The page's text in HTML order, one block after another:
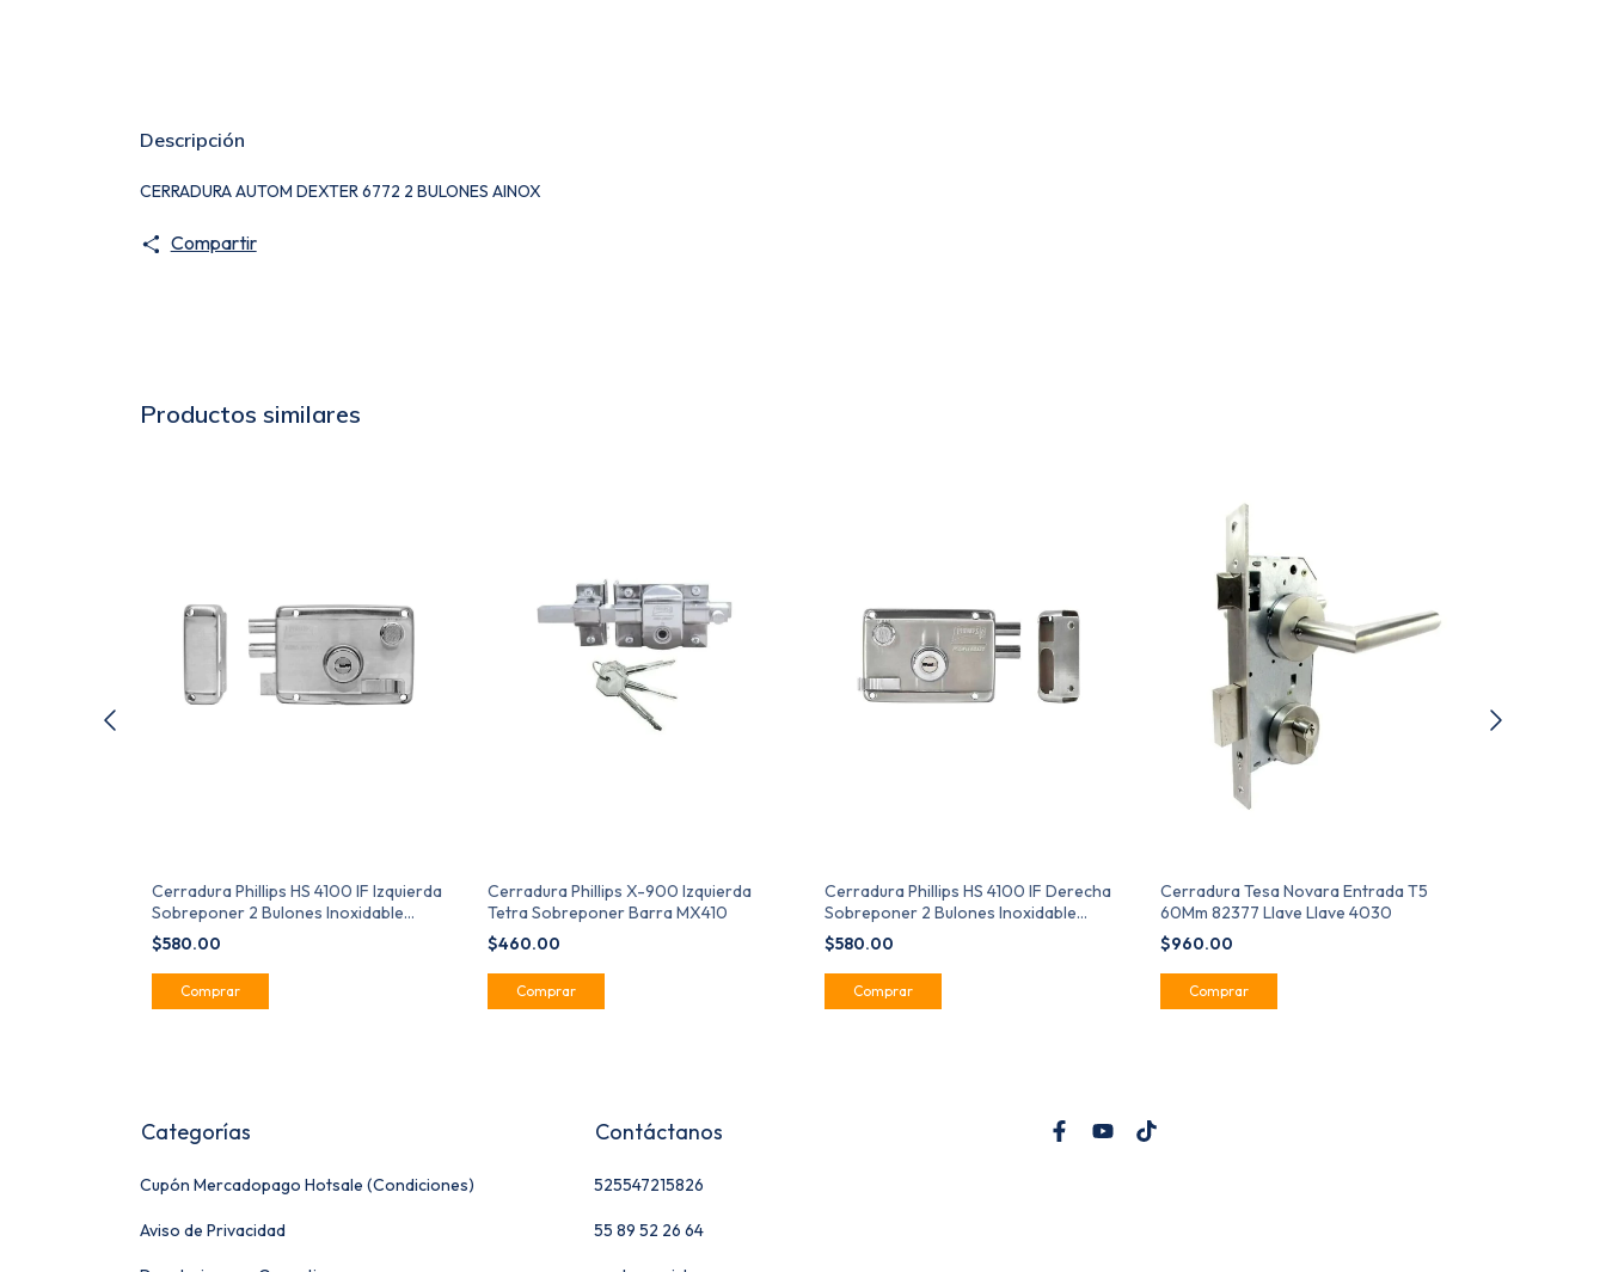
Descripción
CERRADURA AUTOM DEXTER 6772 2 BULONES AINOX
Compartir
Productos similares
Cerradura Phillips HS 4100 IF Izquierda
Sobreponer 2 Bulones Inoxidable
MX2663
$580.00
Cerradura Phillips X-900 Izquierda
Tetra Sobreponer Barra MX410
$460.00
Cerradura Phillips HS 4100 IF Derecha
Sobreponer 2 Bulones Inoxidable
MX2662
$580.00
Cerradura Tesa Novara Entrada T5
60Mm 82377 Llave Llave 4030
$960.00
Categorías
Cupón Mercadopago Hotsale (Condiciones)
Aviso de Privacidad
Contáctanos
525547215826
55 89 52 26 64